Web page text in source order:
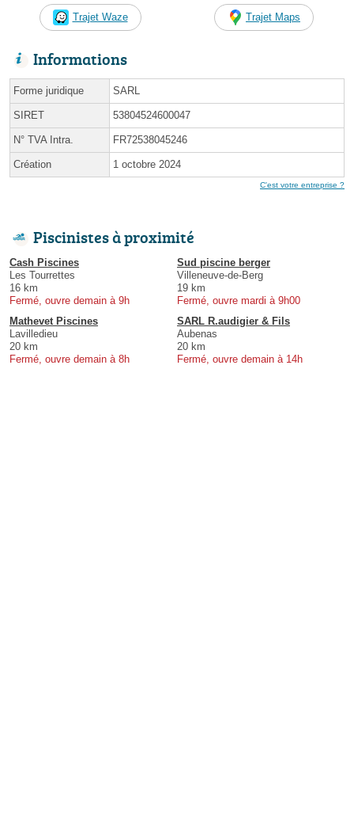
Trajet Waze Trajet Maps
Informations
Forme juridique SARL
SIRET 53804524600047
N° TVA Intra. FR72538045246
Création 1 octobre 2024
C'est votre entreprise ?
Piscinistes à proximité
Cash Piscines
Les Tourrettes
16 km
Fermé, ouvre demain à 9h
Sud piscine berger
Villeneuve-de-Berg
19 km
Fermé, ouvre mardi à 9h00
Mathevet Piscines
Lavilledieu
20 km
Fermé, ouvre demain à 8h
SARL R.audigier & Fils
Aubenas
20 km
Fermé, ouvre demain à 14h